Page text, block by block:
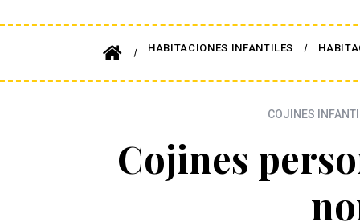
HABITACIONES INFANTILES
COJINES
Cojines